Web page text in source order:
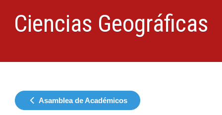
Ciencias Geográficas
Asamblea de Académicos